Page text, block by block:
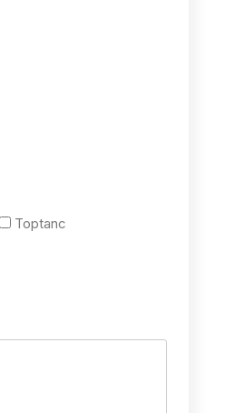
Toptanc